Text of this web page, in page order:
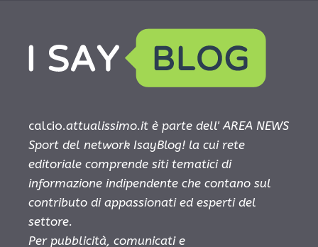
calcio.attualissimo.it è parte dell' AREA NEWS
Sport del network IsayBlog! la cui rete
editoriale comprende siti tematici di
informazione indipendente che contano sul
contributo di appassionati ed esperti del
settore.
Per pubblicità, comunicati e